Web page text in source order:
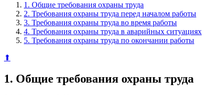
1. Общие требования охраны труда
2. Требования охраны труда перед началом работы
3. Требования охраны труда во время работы
4. Требования охраны труда в аварийных ситуациях
5. Требования охраны труда по окончании работы
⬆
1. Общие требования охраны труда